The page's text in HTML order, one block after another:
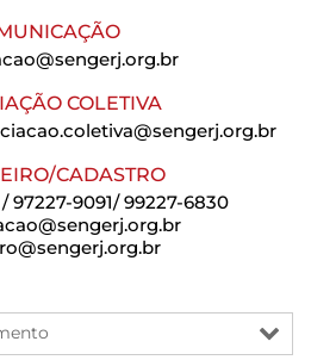
COLETIVA
CADASTRO
97227-9091/ 99227-6830